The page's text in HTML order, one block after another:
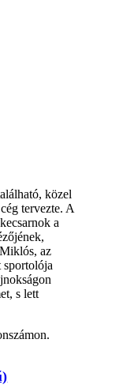
közel
tervezte. A
a
az
sportolója
s lett